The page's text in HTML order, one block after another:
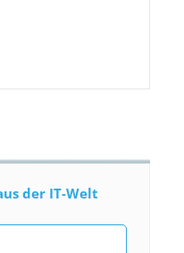
der IT-Welt